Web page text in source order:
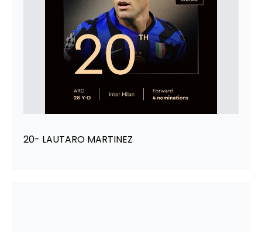
20- LAUTARO MARTINEZ